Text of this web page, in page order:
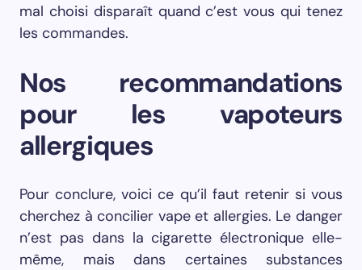
mal choisi disparaît quand c’est vous qui tenez
les commandes.
Nos recommandations
pour les vapoteurs
allergiques
Pour conclure, voici ce qu’il faut retenir si vous
cherchez à concilier vape et allergies. Le danger
n’est pas dans la cigarette électronique elle-
même, mais dans certaines substances